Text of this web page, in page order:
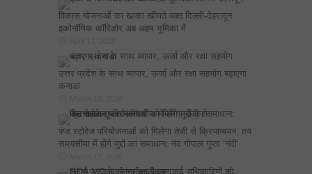
विकास योजनाओं का खाका खींचते वक्त दिल्ली-देहरादून
इकोनॉमिक कॉरिडोर अब अहम भूमिका में
उत्तर प्रदेश के साथ व्यापार, ऊर्जा और रक्षा सहयोग बढ़ाएगा
कनाडा
पंप्ड स्टोरेज परियोजनाओं को मिलेगा तेजी से क्रियान्वयन, तय
समयसीमा में होंगे मुद्दों का समाधान: नंद गोपाल गुप्ता ‘नंदी’